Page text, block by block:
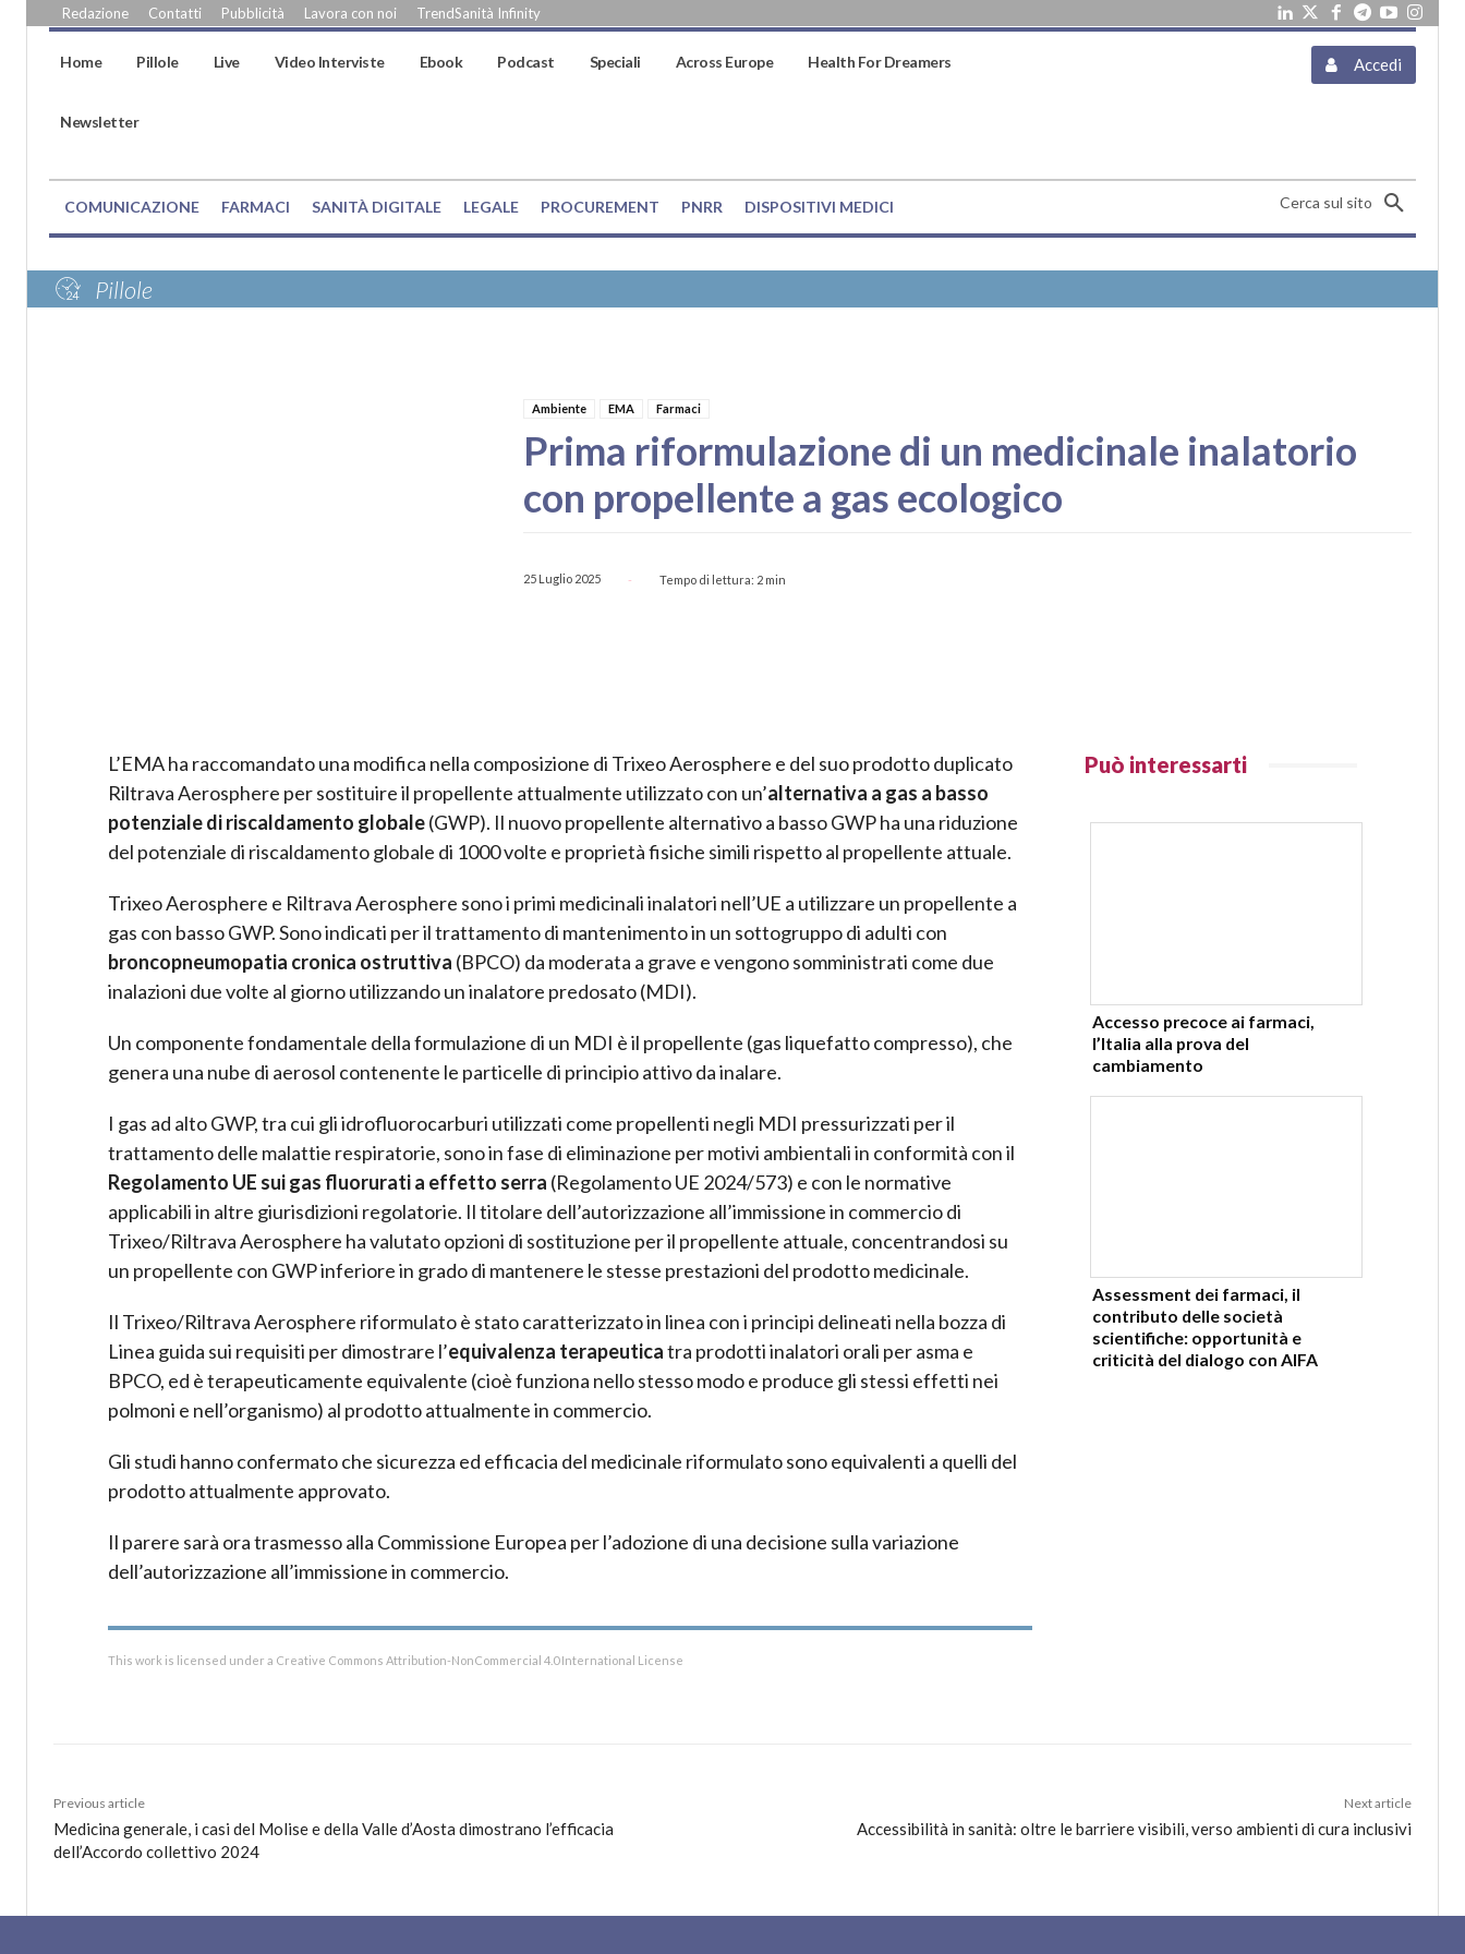
Redazione Contatti Pubblicità Lavora con noi TrendSanità Infinity
Home Pillole Live Video Interviste Ebook Podcast Speciali Across Europe Health For Dreamers
Newsletter
Accedi
COMUNICAZIONE FARMACI SANITÀ DIGITALE LEGALE PROCUREMENT PNRR DISPOSITIVI MEDICI Cerca sul sito
Pillole
Ambiente EMA Farmaci
Prima riformulazione di un medicinale inalatorio
con propellente a gas ecologico
25 Luglio 2025 - Tempo di lettura: 2 min
L’EMA ha raccomandato una modifica nella composizione di Trixeo Aerosphere e del suo prodotto duplicato
Riltrava Aerosphere per sostituire il propellente attualmente utilizzato con un’alternativa a gas a basso
potenziale di riscaldamento globale(GWP). Il nuovo propellente alternativo a basso GWP ha una riduzione
del potenziale di riscaldamento globale di 1000 volte e proprietà fisiche simili rispetto al propellente attuale.
Trixeo Aerosphere e Riltrava Aerosphere sono i primi medicinali inalatori nell’UE a utilizzare un propellente a
gas con basso GWP. Sono indicati per il trattamento di mantenimento in un sottogruppo di adulti con
broncopneumopatia cronica ostruttiva (BPCO) da moderata a grave e vengono somministrati come due
inalazioni due volte al giorno utilizzando un inalatore predosato (MDI).
Un componente fondamentale della formulazione di un MDI è il propellente (gas liquefatto compresso), che
genera una nube di aerosol contenente le particelle di principio attivo da inalare.
I gas ad alto GWP, tra cui gli idrofluorocarburi utilizzati come propellenti negli MDI pressurizzati per il
trattamento delle malattie respiratorie, sono in fase di eliminazione per motivi ambientali in conformità con il
Regolamento UE sui gas fluorurati a effetto serra (Regolamento UE 2024/573) e con le normative
applicabili in altre giurisdizioni regolatorie. Il titolare dell’autorizzazione all’immissione in commercio di
Trixeo/Riltrava Aerosphere ha valutato opzioni di sostituzione per il propellente attuale, concentrandosi su
un propellente con GWP inferiore in grado di mantenere le stesse prestazioni del prodotto medicinale.
Il Trixeo/Riltrava Aerosphere riformulato è stato caratterizzato in linea con i principi delineati nella bozza di
Linea guida sui requisiti per dimostrare l’equivalenza terapeuticatra prodotti inalatori orali per asma e
BPCO, ed è terapeuticamente equivalente (cioè funziona nello stesso modo e produce gli stessi effetti nei
polmoni e nell’organismo) al prodotto attualmente in commercio.
Gli studi hanno confermato che sicurezza ed efficacia del medicinale riformulato sono equivalenti a quelli del
prodotto attualmente approvato.
Il parere sarà ora trasmesso alla Commissione Europea per l’adozione di una decisione sulla variazione
dell’autorizzazione all’immissione in commercio.
This work is licensed under a Creative Commons Attribution-NonCommercial 4.0 International License
Può interessarti
Accesso precoce ai farmaci,
l’Italia alla prova del
cambiamento
Assessment dei farmaci, il
contributo delle società
scientifiche: opportunità e
criticità del dialogo con AIFA
Previous article
Medicina generale, i casi del Molise e della Valle d’Aosta dimostrano l’efficacia
dell’Accordo collettivo 2024
Next article
Accessibilità in sanità: oltre le barriere visibili, verso ambienti di cura inclusivi